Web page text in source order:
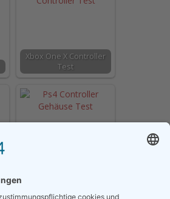
Xbox One X Controller
Test